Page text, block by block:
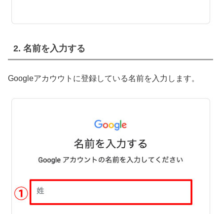
2. 名前を入力する
Googleアカウウトに登録している名前を入力します。